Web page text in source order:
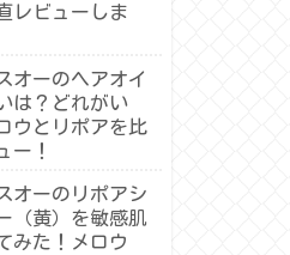
レビューしま
オーのヘアオイ
は？どれがい
ウとリポアを比
ー！
オーのリポアシ
（黄）を敏感肌
みた！メロウ